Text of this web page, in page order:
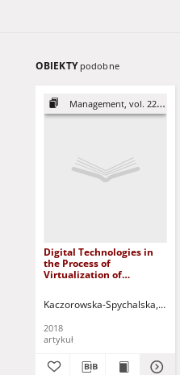
OBIEKTY podobne
Management, vol. 22 (2018)
Digital Technologies in
the Process of
Virtualization of
Technologies =
procesie wirtualizacji
zachowań konsumentów
Kaczorowska-Spychalska,
2018
artykuł